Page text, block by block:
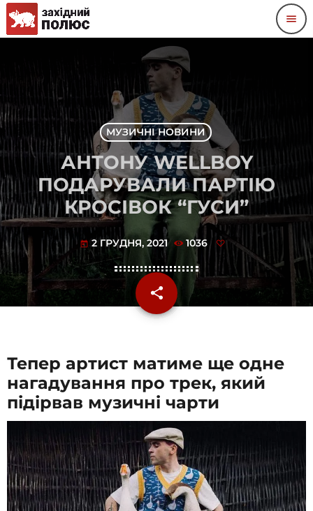
menu
МУЗИЧНІ НОВИНИ
АНТОНУ WELLBOY
ПОДАРУВАЛИ ПАРТІЮ
КРОСІВОК “ГУСИ”
today 2 ГРУДНЯ, 2021 1036
share
email
Тепер артист матиме ще одне
нагадування про трек, який
підірвав музичні чарти